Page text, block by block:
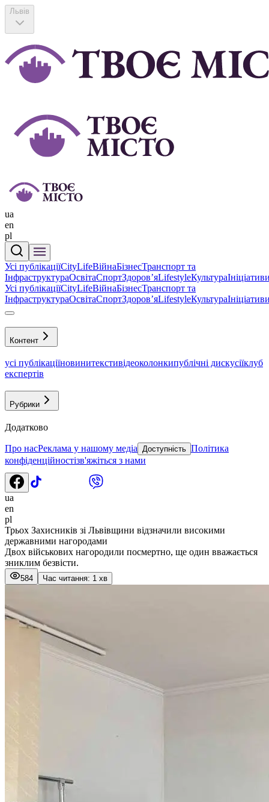
Львів
ua
en
pl
Усі публікаціїCityLifeВійнаБізнесТранспорт та
ІнфраструктураОсвітаСпортЗдоровʼяLifestyleКультура
Усі публікаціїCityLifeВійнаБізнесТранспорт та
ІнфраструктураОсвітаСпортЗдоровʼяLifestyleКультура
Контент
усі публікаціїновинитекстивідеоколонкипублічні дискусіїклуб
експертів
Рубрики
Додатково
Про насРеклама у нашому медіа Доступність Політика
конфіденційностізв'яжіться з нами
ua
en
pl
Трьох Захисників зі Львівщини відзначили високими
державними нагородами
Двох військових нагородили посмертно, ще один вважається
зниклим безвісти.
584 Час читання: 1 хв